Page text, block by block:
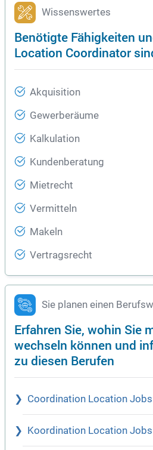
Wissenswertes
Benötigte Fähigkeiten
Location Coordinator
Akquisition
Gewerberäume
Kalkulation
Kundenberatung
Mietrecht
Vermitteln
Makeln
Vertragsrecht
Sie planen einen
Erfahren Sie, wohin Sie
wechseln können und
zu diesen Berufen
Coordination Location Jobs
Koordination Location Jobs